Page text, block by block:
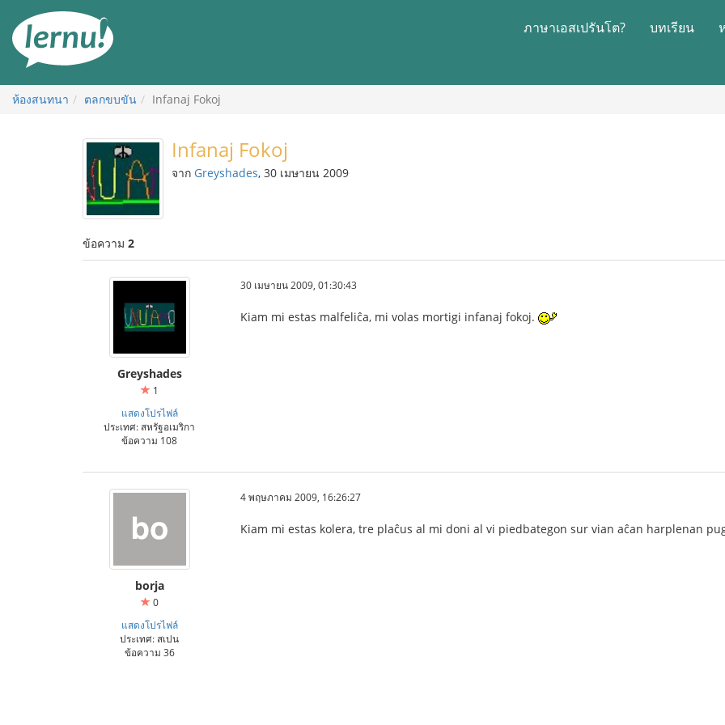
สารบัญ
ภาษาเอสเปรันโต? บทเรียน
ห้องสนทนา ตลกขบขัน Infanaj Fokoj
Infanaj Fokoj
จาก Greyshades, 30 เมษายน 2009
ข้อความ 2
Greyshades
1
แสดงโปรไฟล์
ประเทศ: สหรัฐอเมริกา
ข้อความ 108
30 เมษายน 2009, 01:30:43
Kiam mi estas malfeliĉa, mi volas mortigi infanaj fokoj.
borja
0
แสดงโปรไฟล์
ประเทศ: สเปน
ข้อความ 36
4 พฤษภาคม 2009, 16:26:27
Kiam mi estas kolera, tre plaĉus al mi doni al vi piedbategon sur vian aĉan harplenan